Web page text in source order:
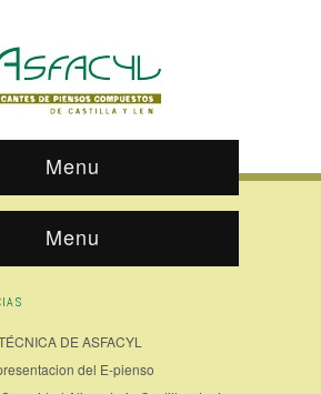
Menu
Menu
DE ASFACYL
del E-pienso